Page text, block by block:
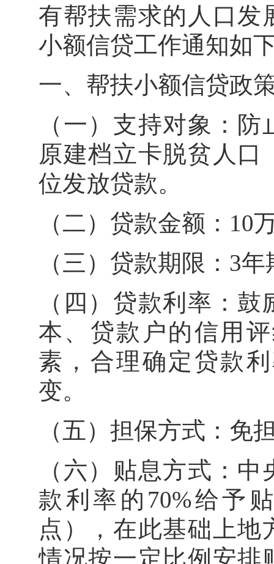
有帮扶需求的人口发
小额信贷工作通知
一、帮扶小额信贷
（一）支持对象：
原建档立卡脱贫人口
位发放贷款。
（二）贷款金额：
（三）贷款期限：
（四）贷款利率：
本、贷款户的信用
素，合理确定贷款
变。
（五）担保方式：
（六）贴息方式：
款利率的70%给予
点），在此基础上
情况按一定比例安排